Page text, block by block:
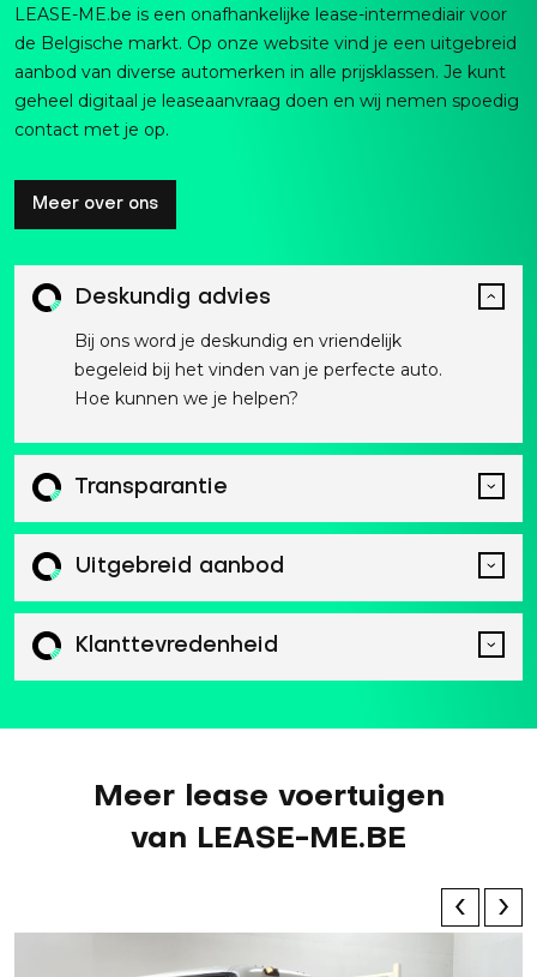
LEASE-ME.be is een onafhankelijke lease-intermediair voor
de Belgische markt. Op onze website vind je een uitgebreid
aanbod van diverse automerken in alle prijsklassen. Je kunt
geheel digitaal je leaseaanvraag doen en wij nemen spoedig
contact met je op.
Meer over ons
Deskundig advies
Bij ons word je deskundig en vriendelijk
begeleid bij het vinden van je perfecte auto.
Hoe kunnen we je helpen?
Transparantie
Uitgebreid aanbod
Klanttevredenheid
Meer lease voertuigen
van LEASE-ME.BE